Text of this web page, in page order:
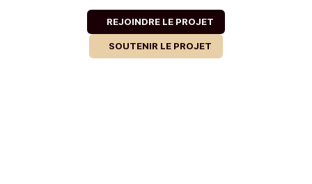
REJOINDRE LE PROJET
SOUTENIR LE PROJET